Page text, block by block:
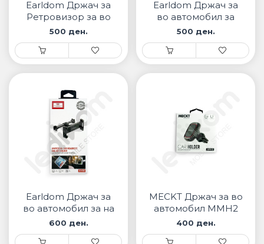
Earldom Држач за
Ретровизор за во
Автомобил EH178
500 ден.
Earldom Држач за
во автомобил за
ретровизор EH184
500 ден.
Earldom Држач за
во автомобил за на
седиште EH98
600 ден.
MECKT Држач за во
автомобил MMH2
400 ден.